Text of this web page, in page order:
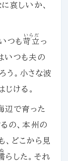
哀しいか、
つも苛立
いらだ
っ
いつも夫の
う。小さな波
じける。
辺で育った
の、本州の
、どこから見
ぬ
らした。それ